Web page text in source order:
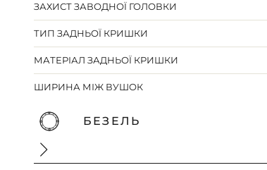
ЗАХИСТ ЗАВОДНОЇ ГОЛОВКИ
ТИП ЗАДНЬОЇ КРИШКИ
МАТЕРІАЛ ЗАДНЬОЇ КРИШКИ
ШИРИНА МІЖ ВУШОК
БЕЗЕЛЬ